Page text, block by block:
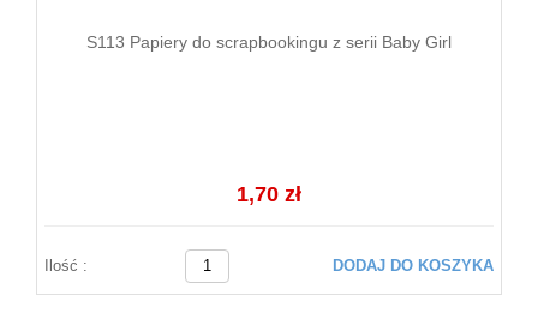
S113 Papiery do scrapbookingu z serii Baby Girl
1,70 zł
Ilość : DODAJ DO KOSZYKA